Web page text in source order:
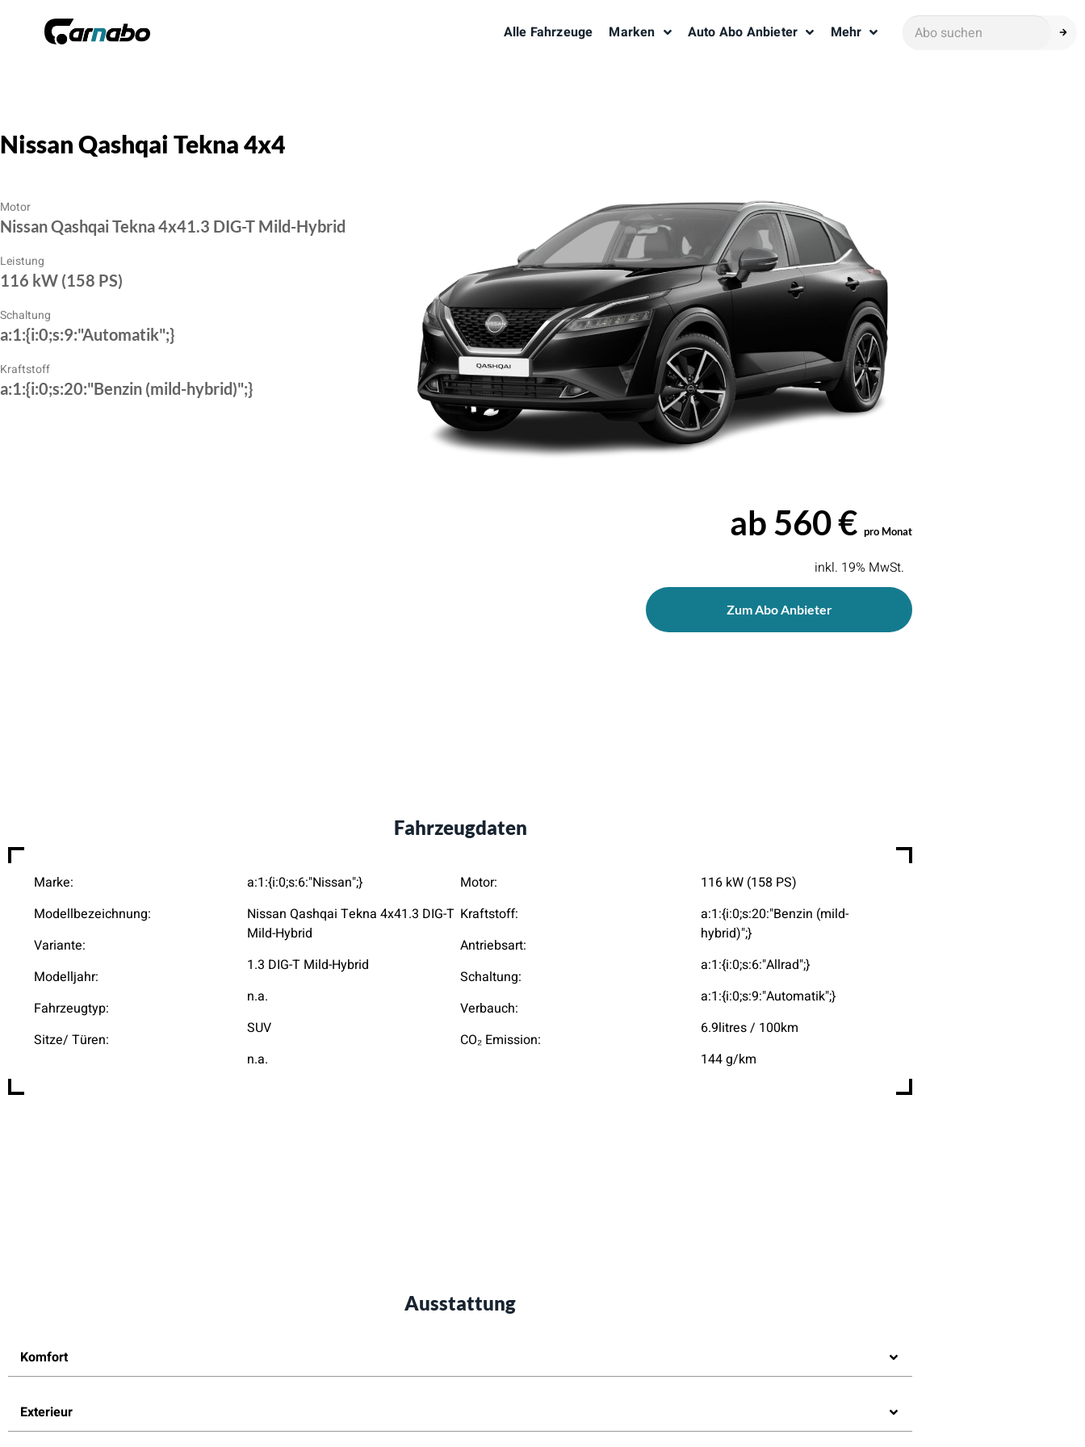
Alle Fahrzeuge Marken Auto Abo Anbieter Mehr
Nissan Qashqai Tekna 4x4
Motor
Nissan Qashqai Tekna 4x41.3 DIG-T Mild-Hybrid
Leistung
116 kW (158 PS)
Schaltung
a:1:{i:0;s:9:"Automatik";}
Kraftstoff
a:1:{i:0;s:20:"Benzin (mild-hybrid)";}
ab 560 € pro Monat
inkl. 19% MwSt.
Zum Abo Anbieter
Fahrzeugdaten
Marke:
Modellbezeichnung:
Variante:
Modelljahr:
Fahrzeugtyp:
Sitze/ Türen:
a:1:{i:0;s:6:"Nissan";}
Nissan Qashqai Tekna 4x41.3 DIG-T
Mild-Hybrid
1.3 DIG-T Mild-Hybrid
n.a.
SUV
n.a.
Motor:
Kraftstoff:
Antriebsart:
Schaltung:
Verbauch:
CO₂ Emission:
116 kW (158 PS)
a:1:{i:0;s:20:"Benzin (mild-
hybrid)";}
a:1:{i:0;s:6:"Allrad";}
a:1:{i:0;s:9:"Automatik";}
6.9litres / 100km
144 g/km
Ausstattung
Komfort
Exterieur